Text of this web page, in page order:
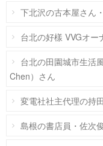
下北沢の古本屋さん
台北の好樣 VVGオ
台北の田園城市生活
Chen）さん
変電社社主代理の持
島根の書店員・佐次